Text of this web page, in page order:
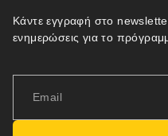
Κάντε εγγραφή στο
ενημερώσεις για το